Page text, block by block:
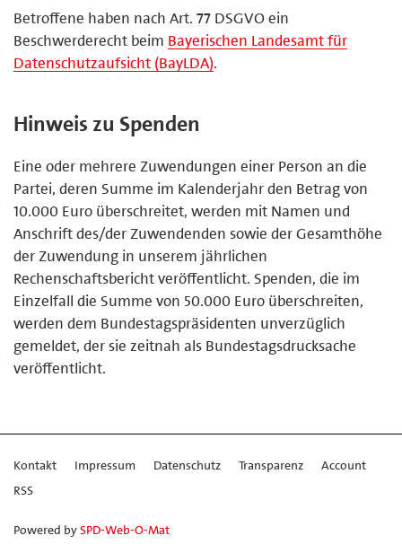
Betroffene haben nach Art. 77 DSGVO ein
Beschwerderecht beim Bayerischen Landesamt für
Datenschutzaufsicht (BayLDA).
Hinweis zu Spenden
Eine oder mehrere Zuwendungen einer Person an die
Partei, deren Summe im Kalenderjahr den Betrag von
10.000 Euro überschreitet, werden mit Namen und
Anschrift des/der Zuwendenden sowie der Gesamthöhe
der Zuwendung in unserem jährlichen
Rechenschaftsbericht veröffentlicht. Spenden, die im
Einzelfall die Summe von 50.000 Euro überschreiten,
werden dem Bundestagspräsidenten unverzüglich
gemeldet, der sie zeitnah als Bundestagsdrucksache
veröffentlicht.
Kontakt Impressum Datenschutz Transparenz
Account
RSS
Powered bySPD-Web-O-Mat